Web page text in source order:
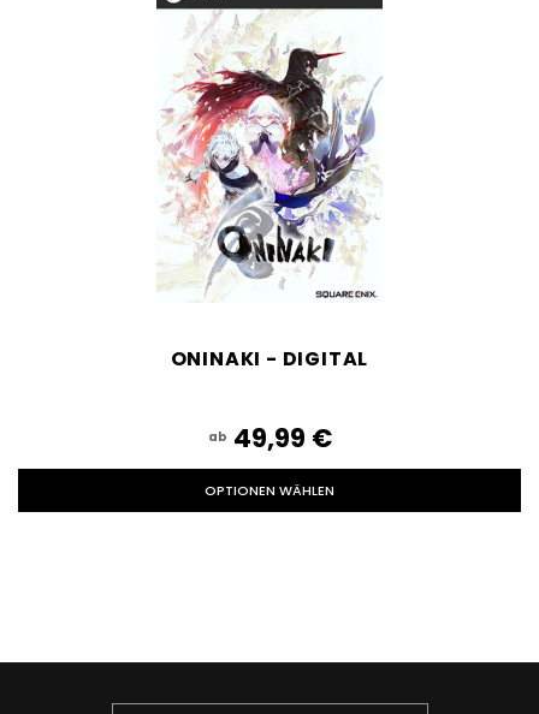
ONINAKI - DIGITAL
ab 49,99‎ ‎€
OPTIONEN WÄHLEN